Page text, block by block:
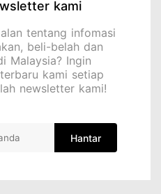
kami
tentang infomasi
beli-belah dan
Malaysia? Ingin
kami setiap
newsletter kami!
Hantar